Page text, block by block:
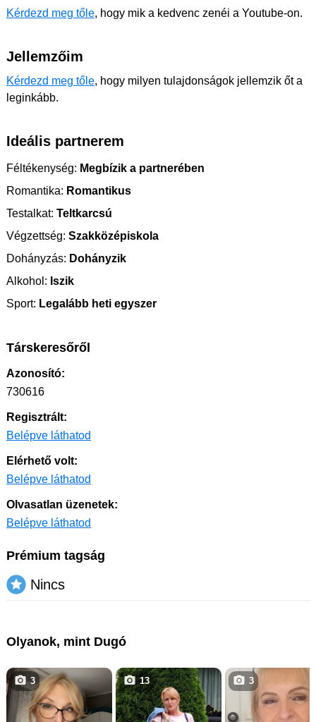
Kérdezd meg tőle, hogy mik a kedvenc zenéi a Youtube-on.
Jellemzőim
Kérdezd meg tőle, hogy milyen tulajdonságok jellemzik őt a
leginkább.
Ideális partnerem
Féltékenység: Megbízik a partnerében
Romantika: Romantikus
Testalkat: Teltkarcsú
Végzettség: Szakközépiskola
Dohányzás: Dohányzik
Alkohol: Iszik
Sport: Legalább heti egyszer
Társkeresőről
Azonosító:
730616
Regisztrált:
Belépve láthatod
Elérhető volt:
Belépve láthatod
Olvasatlan üzenetek:
Belépve láthatod
Prémium tagság
Nincs
Olyanok, mint Dugó
3 13 3